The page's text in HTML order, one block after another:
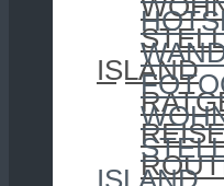
ISLAND
ISLAND